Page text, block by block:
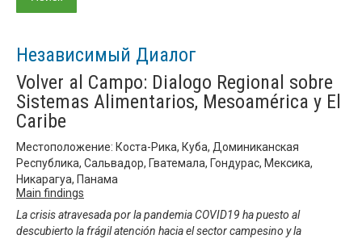
Независимый Диалог
Volver al Campo: Dialogo Regional sobre
Sistemas Alimentarios, Mesoamérica y El
Caribe
Местоположение: Коста-Рика, Куба, Доминиканская
Республика, Сальвадор, Гватемала, Гондурас, Мексика,
Никарагуа, Панама
Main findings
La crisis atravesada por la pandemia COVID19 ha puesto al
descubierto la frágil atención hacia el sector campesino y la